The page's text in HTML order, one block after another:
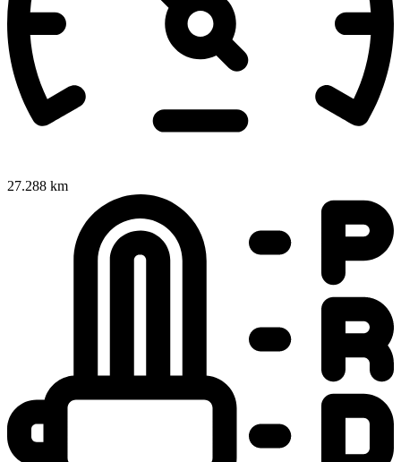
27.288 km